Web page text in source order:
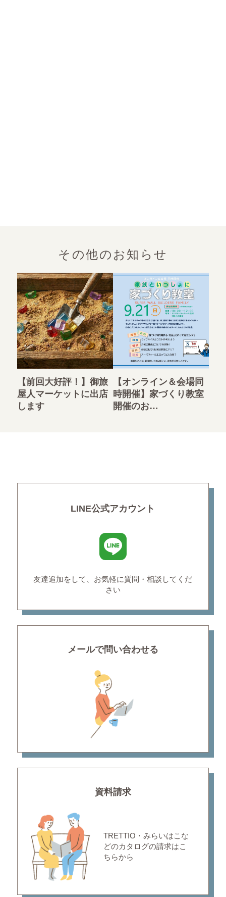
その他のお知らせ
【前回大好評！】御旅
屋人マーケットに出店
します
【オンライン＆会場同
時開催】家づくり教室
開催のお…
LINE公式アカウント
友達追加をして、お気軽に質問・相談してくだ
さい
メールで問い合わせる
資料請求
TRETTIO・みらいはこな
どのカタログの請求はこ
ちらから